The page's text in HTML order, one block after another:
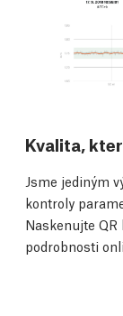
Kvalita,
Jsme jediným
kontroly
Naskenujte QR
podrobnosti